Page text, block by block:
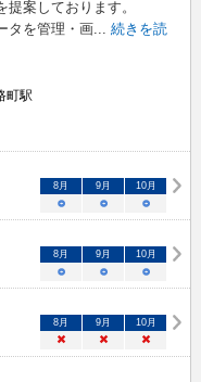
案しております。
タを管理・画... 続きを読
町駅
8月 9月 10月
○ ○ ○
8月 9月 10月
○ ○ ○
8月 9月 10月
× × ×